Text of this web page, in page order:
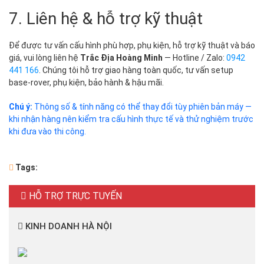
7. Liên hệ & hỗ trợ kỹ thuật
Để được tư vấn cấu hình phù hợp, phụ kiện, hỗ trợ kỹ thuật và báo
giá, vui lòng liên hệ Trắc Địa Hoàng Minh — Hotline / Zalo: 0942
441 166 . Chúng tôi hỗ trợ giao hàng toàn quốc, tư vấn setup
base‑rover, phụ kiện, bảo hành & hậu mãi.
Chú ý: Thông số & tính năng có thể thay đổi tùy phiên bản máy —
khi nhận hàng nên kiểm tra cấu hình thực tế và thử nghiệm trước
khi đưa vào thi công.
Tags:
HỖ TRỢ TRỰC TUYẾN
KINH DOANH HÀ NỘI